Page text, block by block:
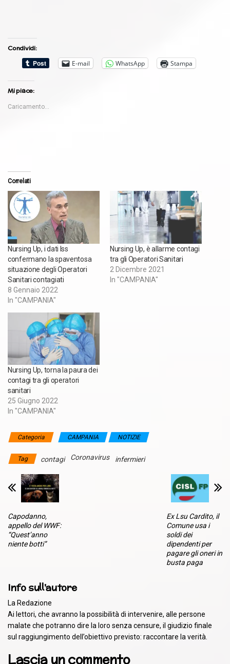
Condividi:
E-mail
WhatsApp Stampa
Mi piace:
Caricamento...
Correlati
Nursing Up, i dati Iss
confermano la spaventosa
situazione degli Operatori
Sanitari contagiati
8 Gennaio 2022
In "CAMPANIA"
Nursing Up, è allarme contagi
tra gli Operatori Sanitari
2 Dicembre 2021
In "CAMPANIA"
Nursing Up, torna la paura dei
contagi tra gli operatori
sanitari
25 Giugno 2022
In "CAMPANIA"
Categoria CAMPANIA NOTIZIE
Tag contagi Coronavirus infermieri
Capodanno,
appello del WWF:
“Quest’anno
niente botti”
Ex Lsu Cardito, il
Comune usa i
soldi dei
dipendenti per
pagare gli oneri in
busta paga
Info sull'autore
La Redazione
Ai lettori, che avranno la possibilità di intervenire, alle persone
malate che potranno dire la loro senza censure, il giudizio finale
sul raggiungimento dell’obiettivo previsto: raccontare la verità.
Lascia un commento